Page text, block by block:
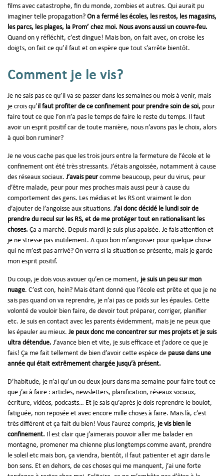
films avec catastrophe, fin du monde, zombies et autres. Qui aurait pu
imaginer telle propagation? On a fermé les écoles, les restos, les magasins,
les parcs, les plages, la Prom’ chez moi. Nous avons aussi un couvre-feu.
Quand on y réfléchit, c’est dingue! Mais bon, on fait avec, on croise les
doigts, on fait ce qu’il faut et on espère que tout s’arrête bientôt.
Comment je le vis?
Je ne sais pas ce qu’il va se passer dans les semaines ou mois à venir, mais
je crois qu’il faut profiter de ce confinement pour prendre soin de soi, pour
faire tout ce que l’on n’a pas le temps de faire le reste du temps. Il faut
avoir un esprit positif car de toute manière, nous n’avons pas le choix, alors
à quoi bon ruminer?
Je ne vous cache pas que les trois jours entre la fermeture de l’école et le
confinement ont été très stressants. J’étais angoissée, notamment à cause
des réseaux sociaux. J’avais peurcomme beaucoup, peur du virus, peur
d’être malade, peur pour mes proches mais aussi peur à cause du
comportement des gens. Les médias et les RS ont vraiment le don
d’ajouter de l’angoisse aux situations. J’ai donc décidé le lundi soir de
prendre du recul sur les RS, et de me protéger tout en rationalisant les
choses. Ça a marché. Depuis mardi je suis plus apaisée. Je fais attention et
je ne stresse pas inutilement. A quoi bon m’angoisser pour quelque chose
qui ne m’est pas arrivé? On verra si la situation se présente, mais je garde
mon esprit positif.
Du coup, je dois vous avouer qu’en ce moment, je suis un peu sur mon
nuage. C’est con, hein? Mais étant donné que l’école est prête et que je ne
sais pas quand on va reprendre, je n’ai pas ce poids sur les épaules. Cette
volonté de vouloir bien faire, de devoir tout préparer, corriger, planifier
etc. Je suis en contact avec les parents évidemment, mais je ne peux que
les épauler au mieux. Je peux donc me concentrer sur mes projets et je suis
ultra détendue. J’avance bien et vite, je suis efficace et j’adore ce que je
fais! Ça me fait tellement de bien d’avoir cette espèce de pause dans une
année qui était extrêmement chargée jusqu’à présent.
D’habitude, je n’ai qu’un ou deux jours dans ma semaine pour faire tout ce
que j’ai à faire : articles, newsletters, planification, réseaux sociaux,
écriture, vidéos, podcasts… Et je sais qu’après je dois reprendre le boulot,
fatiguée, non reposée et avec encore mille choses à faire. Mais là, c’est
très différent et ça fait du bien! Vous l’aurez compris, je vis bien le
confinement. Il est clair que j’aimerais pouvoir aller me balader en
montagne, promener ma chienne plus longtemps comme avant, prendre
le soleil etc mais bon, ça viendra, bientôt, il faut patienter et agir dans le
bon sens. Et en dehors, de ces choses qui me manquent, j’ai une forte